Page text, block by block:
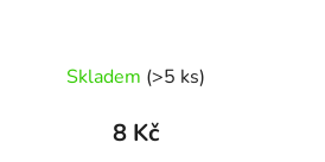
Skladem (>5 ks)
8 Kč